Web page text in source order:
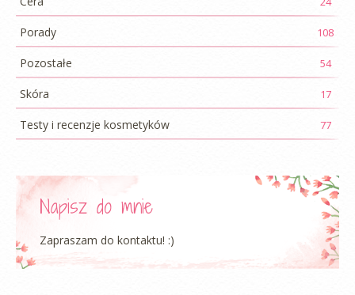
Porady 108
Pozostałe 54
Skóra 17
Testy i recenzje kosmetyków 77
Napisz do mnie
Zapraszam do kontaktu! :)